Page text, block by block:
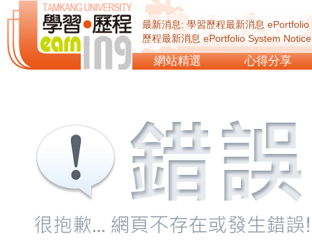
最新消息: 學習歷程最新消息
歷程最新消息 ePortfolio System
ePortfolio System Notice...
網站精選 心得分享